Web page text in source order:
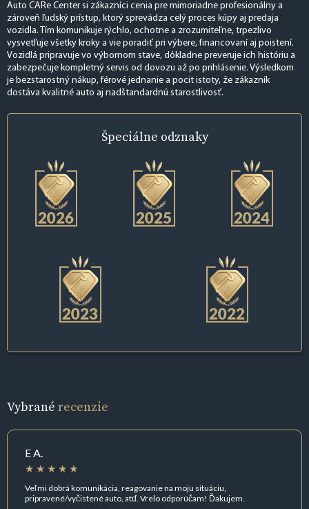
Auto CARe Center si zákazníci cenia pre mimoriadne profesionálny a
zároveň ľudský prístup, ktorý sprevádza celý proces kúpy aj predaja
vozidla. Tím komunikuje rýchlo, ochotne a zrozumiteľne, trpezlivo
vysvetľuje všetky kroky a vie poradiť pri výbere, financovaní aj poistení.
Vozidlá pripravuje vo výbornom stave, dôkladne preveruje ich históriu a
zabezpečuje kompletný servis od dovozu až po prihlásenie. Výsledkom
je bezstarostný nákup, férové jednanie a pocit istoty, že zákazník
dostáva kvalitné auto aj nadštandardnú starostlivosť.
Špeciálne odznaky
Vybrané recenzie
E A.
Veľmi dobrá komunikácia, reagovanie na moju situáciu,
pripravené/vyčistené auto, atď. Vrelo odporúčam! Ďakujem.